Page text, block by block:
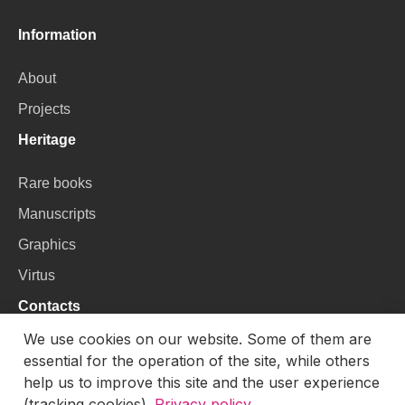
Information
About
Projects
Heritage
Rare books
Manuscripts
Graphics
Virtus
Contacts
VU Library
Universiteto g. 3, LT-01122, Vilnius
We use cookies on our website. Some of them are
essential for the operation of the site, while others
help us to improve this site and the user experience